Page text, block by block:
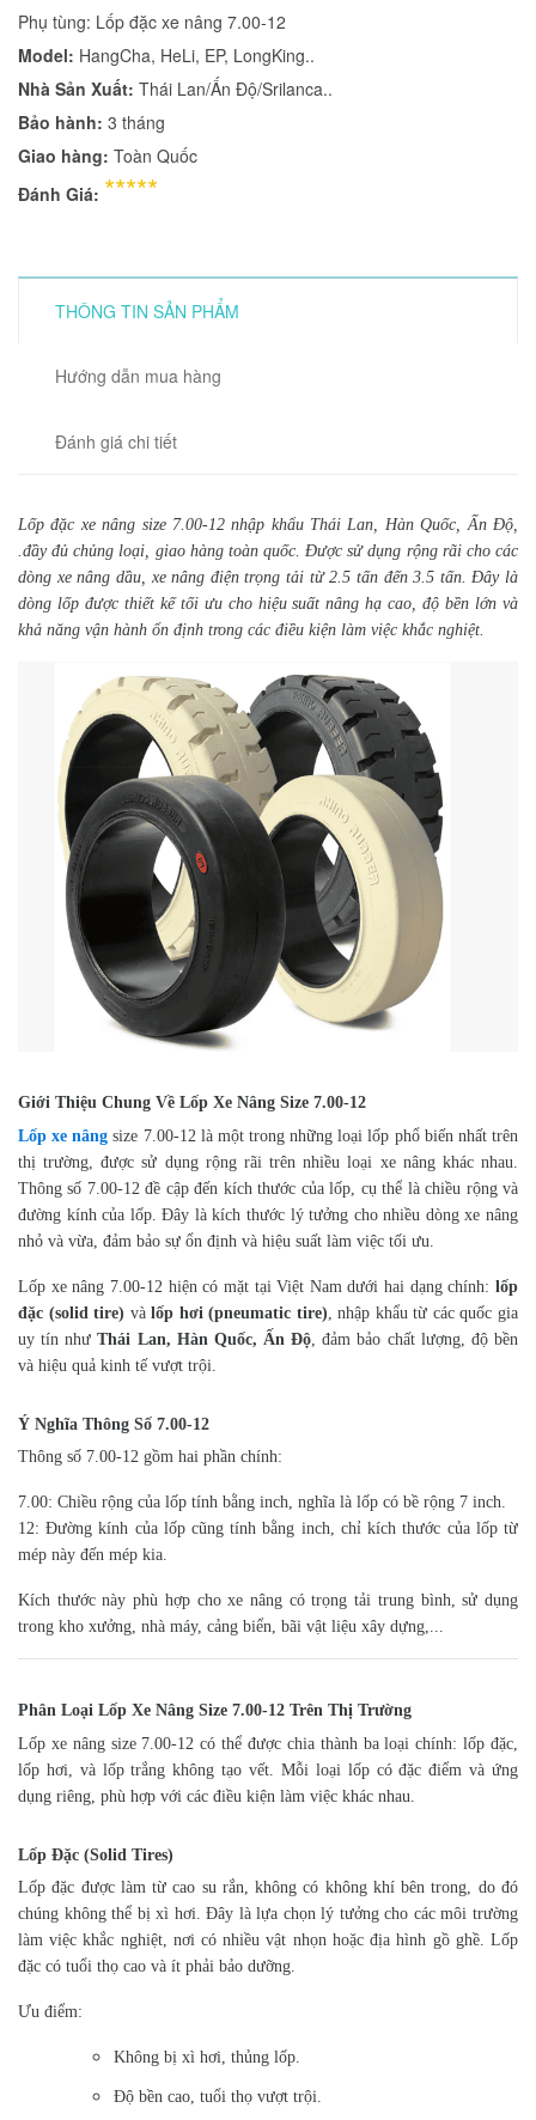
Phụ tùng: Lốp đặc xe nâng 7.00-12
Model: HangCha, HeLi, EP, LongKing..
Nhà Sản Xuất: Thái Lan/Ấn Độ/Srilanca..
Bảo hành: 3 tháng
Giao hàng: Toàn Quốc
Đánh Giá: *****
THÔNG TIN SẢN PHẨM
Hướng dẫn mua hàng
Đánh giá chi tiết
Lốp đặc xe nâng size 7.00-12 nhập khẩu Thái Lan, Hàn Quốc, Ấn Độ,
.đầy đủ chủng loại, giao hàng toàn quốc. Được sử dụng rộng rãi cho các
dòng xe nâng dầu, xe nâng điện trọng tải từ 2.5 tấn đến 3.5 tấn. Đây là
dòng lốp được thiết kế tối ưu cho hiệu suất nâng hạ cao, độ bền lớn và
khả năng vận hành ổn định trong các điều kiện làm việc khắc nghiệt.
Giới Thiệu Chung Về Lốp Xe Nâng Size 7.00-12
Lốp xe nâng size 7.00-12 là một trong những loại lốp phổ biến nhất trên
thị trường, được sử dụng rộng rãi trên nhiều loại xe nâng khác nhau.
Thông số 7.00-12 đề cập đến kích thước của lốp, cụ thể là chiều rộng và
đường kính của lốp. Đây là kích thước lý tưởng cho nhiều dòng xe nâng
nhỏ và vừa, đảm bảo sự ổn định và hiệu suất làm việc tối ưu.
Lốp xe nâng 7.00-12 hiện có mặt tại Việt Nam dưới hai dạng chính: lốp
đặc (solid tire) vàlốp hơi (pneumatic tire) , nhập khẩu từ các quốc gia
uy tín nhưThái Lan, Hàn Quốc, Ấn Độ , đảm bảo chất lượng, độ bền
và hiệu quả kinh tế vượt trội.
Ý Nghĩa Thông Số 7.00-12
Thông số 7.00-12 gồm hai phần chính:
7.00: Chiều rộng của lốp tính bằng inch, nghĩa là lốp có bề rộng 7 inch.
12: Đường kính của lốp cũng tính bằng inch, chỉ kích thước của lốp từ
mép này đến mép kia.
Kích thước này phù hợp cho xe nâng có trọng tải trung bình, sử dụng
trong kho xưởng, nhà máy, cảng biển, bãi vật liệu xây dựng,...
Phân Loại Lốp Xe Nâng Size 7.00-12 Trên Thị Trường
Lốp xe nâng size 7.00-12 có thể được chia thành ba loại chính: lốp đặc,
lốp hơi, và lốp trắng không tạo vết. Mỗi loại lốp có đặc điểm và ứng
dụng riêng, phù hợp với các điều kiện làm việc khác nhau.
Lốp Đặc (Solid Tires)
Lốp đặc được làm từ cao su rắn, không có không khí bên trong, do đó
chúng không thể bị xì hơi. Đây là lựa chọn lý tưởng cho các môi trường
làm việc khắc nghiệt, nơi có nhiều vật nhọn hoặc địa hình gồ ghề. Lốp
đặc có tuổi thọ cao và ít phải bảo dưỡng.
Ưu điểm:
Không bị xì hơi, thủng lốp.
Độ bền cao, tuổi thọ vượt trội.